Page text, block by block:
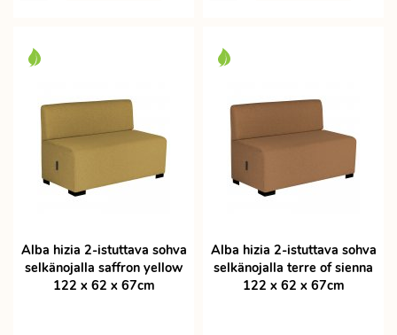
Alba hizia 2-istuttava sohva
selkänojalla saffron yellow
122 x 62 x 67cm
Alba hizia 2-istuttava sohva
selkänojalla terre of sienna
122 x 62 x 67cm